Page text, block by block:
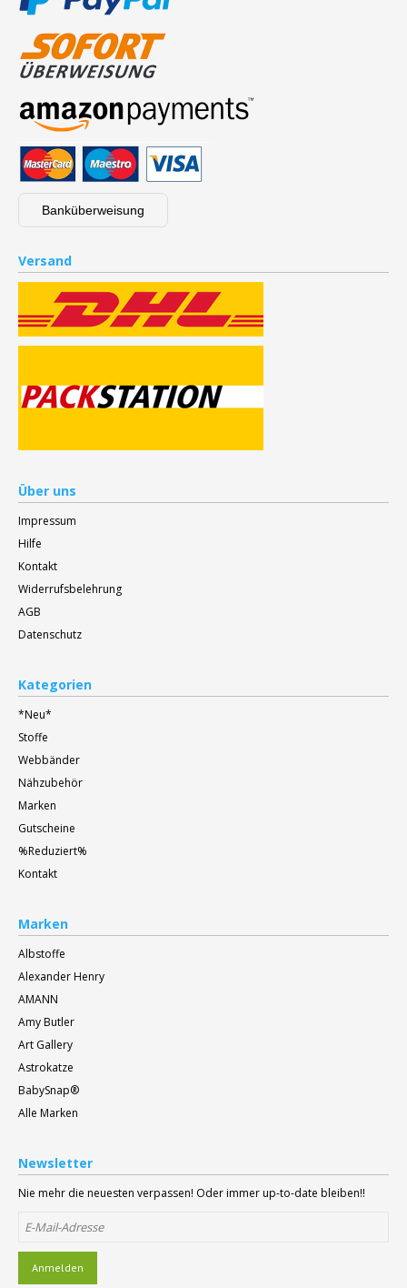
Banküberweisung
Versand
Über uns
Impressum
Hilfe
Kontakt
Widerrufsbelehrung
AGB
Datenschutz
Kategorien
*Neu*
Stoffe
Webbänder
Nähzubehör
Marken
Gutscheine
%Reduziert%
Kontakt
Marken
Albstoffe
Alexander Henry
AMANN
Amy Butler
Art Gallery
Astrokatze
BabySnap®
Alle Marken
Newsletter
Nie mehr die neuesten verpassen! Oder immer up-to-date bleiben!!
Anmelden